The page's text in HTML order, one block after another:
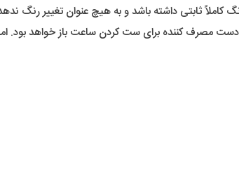
کاملاً ثابتی داشته باشد و به هیچ عنوان تغییر رنگ
مصرف کننده برای ست کردن ساعت باز خواهد بود.